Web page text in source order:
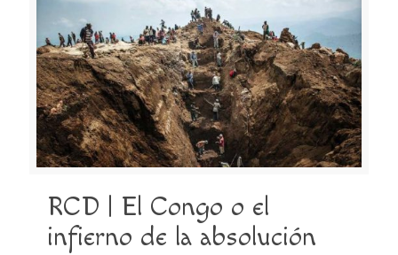
RCD | El Congo o el
infierno de la absolución